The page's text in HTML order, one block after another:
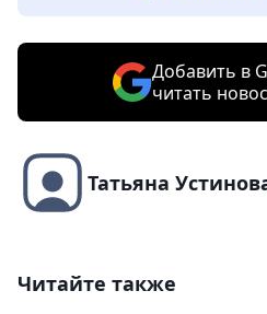
Добавить в
читать
Татьяна
Читайте также